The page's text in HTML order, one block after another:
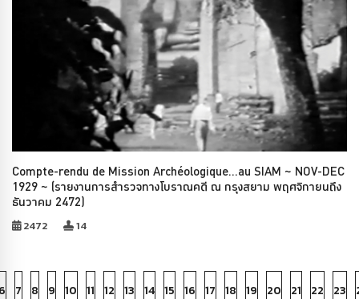
Compte-rendu de Mission Archéologique…au SIAM ~ NOV-DEC
1929 ~ (รายงานการสำรวจทางโบราณคดี ณ กรุงสยาม พฤศจิกายนถึง
ธันวาคม 2472)
2472 14
7 8 9 10 11 12 13 14 15 16 17 18 19 20 21 22 23